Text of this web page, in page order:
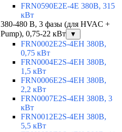
FRN0590E2E-4E 380В, 315
кВт
380-480 В, 3 фазы (для HVAC +
Pump), 0,75-22 кВт
▼
FRN0002E2S-4EH 380В,
0,75 кВт
FRN0004E2S-4EH 380В,
1,5 кВт
FRN0006E2S-4EH 380В,
2,2 кВт
FRN0007E2S-4EH 380В, 3
кВт
FRN0012E2S-4EH 380В,
5,5 кВт